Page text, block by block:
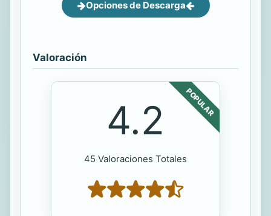
Opciones de Descarga
Valoración
POPULAR
4.2
45 Valoraciones Totales